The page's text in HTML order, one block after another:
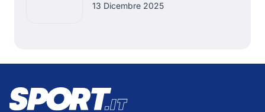
13 Dicembre 2025